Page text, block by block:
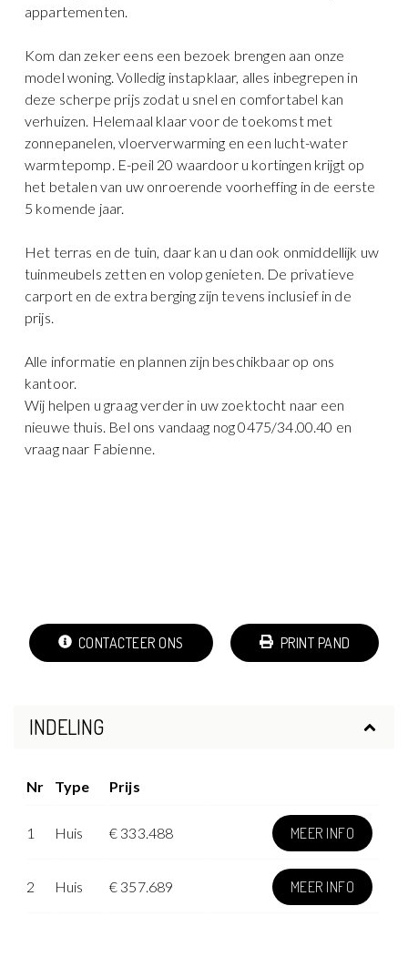
appartementen.
Kom dan zeker eens een bezoek brengen aan onze
model woning. Volledig instapklaar, alles inbegrepen in
deze scherpe prijs zodat u snel en comfortabel kan
verhuizen. Helemaal klaar voor de toekomst met
zonnepanelen, vloerverwarming en een lucht-water
warmtepomp. E-peil 20 waardoor u kortingen krijgt op
het betalen van uw onroerende voorheffing in de eerste
5 komende jaar.
Het terras en de tuin, daar kan u dan ook onmiddellijk uw
tuinmeubels zetten en volop genieten. De privatieve
carport en de extra berging zijn tevens inclusief in de
prijs.
Alle informatie en plannen zijn beschikbaar op ons
kantoor.
Wij helpen u graag verder in uw zoektocht naar een
nieuwe thuis. Bel ons vandaag nog 0475/34.00.40 en
vraag naar Fabienne.
CONTACTEER ONS PRINT PAND
INDELING
Nr Type Prijs
1 Huis € 333.488 MEER INFO
2 Huis € 357.689 MEER INFO